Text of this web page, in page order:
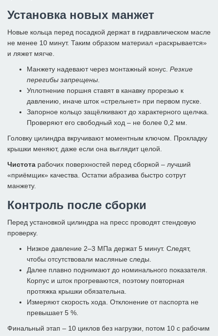
Установка новых манжет
Новые кольца перед посадкой держат в гидравлическом масле
не менее 10 минут. Таким образом материал «раскрывается»
и ляжет мягче.
Манжету надевают через монтажный конус. Резкие
перегибы запрещены
Уплотнение поршня ставят в канавку прорезью к
давлению, иначе шток «стрельнет» при первом пуске.
Запорное кольцо защёлкивают до характерного щелчка.
Проверяют его свободный ход – не более 0,2 мм.
Головку цилиндра вкручивают моментным ключом. Прокладку
крышки меняют, даже если она выглядит целой.
Чистота рабочих поверхностей перед сборкой – лучший
«приёмщик» качества. Остатки абразива быстро сотрут
манжету.
Контроль после сборки
Перед установкой цилиндра на пресс проводят стендовую
проверку.
Низкое давление 2–3 МПа держат 5 минут. Следят,
чтобы отсутствовали масляные следы.
Далее плавно поднимают до номинального показателя.
Корпус и шток прогреваются, поэтому повторная
протяжка крышки обязательна.
Измеряют скорость хода. Отклонение от паспорта не
превышает 5 %.
Финальный этап – 10 циклов без нагрузки, потом 10 с рабочим